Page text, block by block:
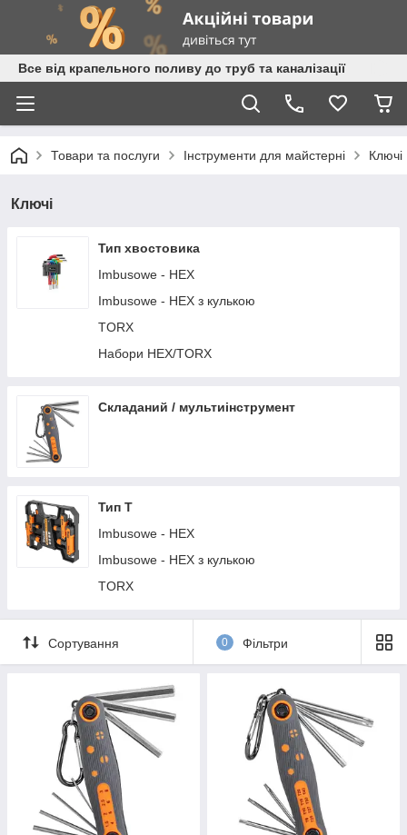
Все від крапельного поливу до труб та каналізації
Товари та послуги Інструменти для майстерні Ключі
Ключі
Тип хвостовика
Imbusowe - HEX
Imbusowe - HEX з кулькою
TORX
Набори HEX/TORX
Складаний / мультиінструмент
Тип Т
Imbusowe - HEX
Imbusowe - HEX з кулькою
TORX
Сортування 0 Фільтри